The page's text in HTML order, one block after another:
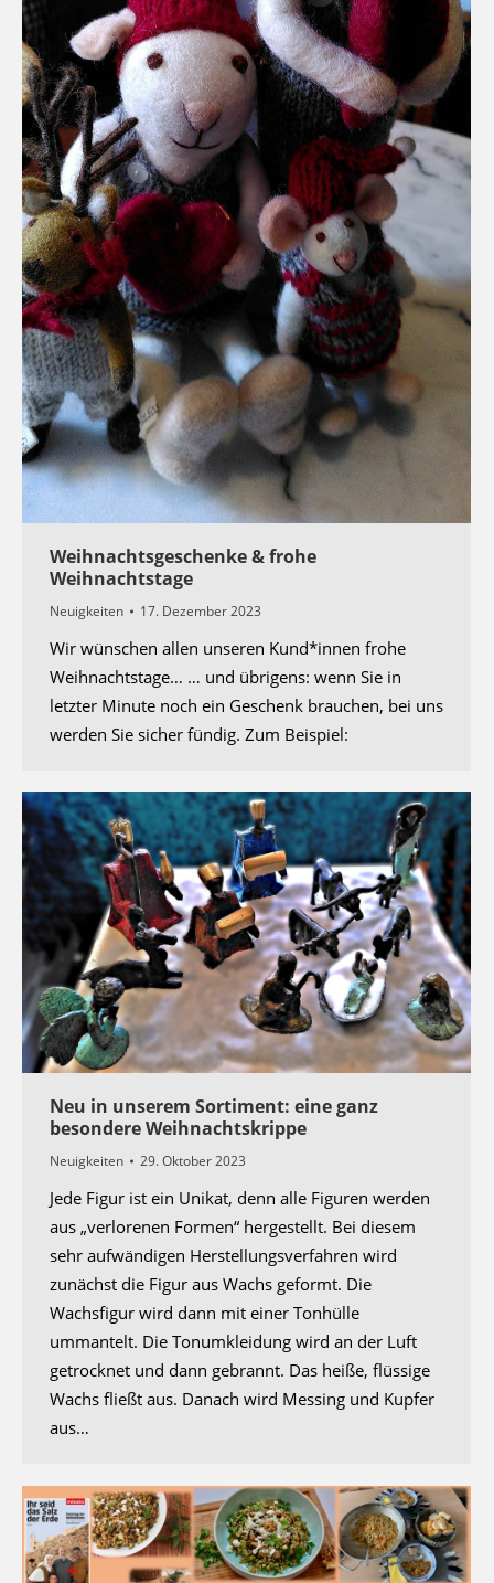
Weihnachtsgeschenke & frohe
Weihnachtstage
Neuigkeiten 17. Dezember 2023
Wir wünschen allen unseren Kund*innen frohe
Weihnachtstage… … und übrigens: wenn Sie in
letzter Minute noch ein Geschenk brauchen, bei uns
werden Sie sicher fündig. Zum Beispiel:
Neu in unserem Sortiment: eine ganz
besondere Weihnachtskrippe
Neuigkeiten 29. Oktober 2023
Jede Figur ist ein Unikat, denn alle Figuren werden
aus „verlorenen Formen“ hergestellt. Bei diesem
sehr aufwändigen Herstellungsverfahren wird
zunächst die Figur aus Wachs geformt. Die
Wachsfigur wird dann mit einer Tonhülle
ummantelt. Die Tonumkleidung wird an der Luft
getrocknet und dann gebrannt. Das heiße, flüssige
Wachs fließt aus. Danach wird Messing und Kupfer
aus…